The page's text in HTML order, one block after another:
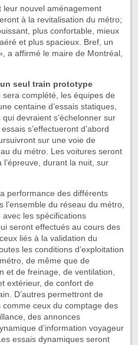
leur nouvel aménagement
à la revitalisation du métro;
plus confortable, mieux
et plus spacieux. Bref, un
a affirmé le maire de Montréal,
seul train prototype
sera complété, les équipes de
centaine d’essais statiques,
devraient s’échelonner sur
s’effectueront d’abord
sur une voie de
du métro. Les voitures seront
durant la nuit, sur
performance des différents
l’ensemble du réseau du métro,
avec les spécifications
seront effectués au cours des
liés à la validation du
les conditions d’exploitation
de même que de
et de freinage, de ventilation,
extérieur, de confort de
D’autres permettront de
ceux du comptage des
des annonces
d’information voyageur
essais dynamiques seront